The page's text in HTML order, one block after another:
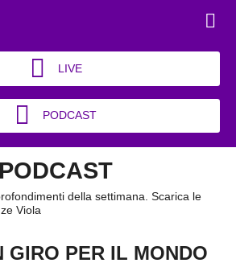
LIVE
PODCAST
PODCAST
della settimana. Scarica le
Viola
GIRO PER IL MONDO